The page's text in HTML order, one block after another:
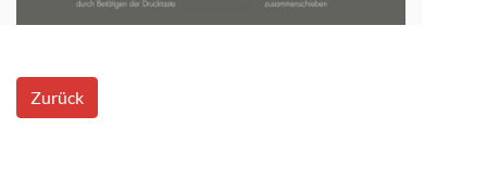
Zurück